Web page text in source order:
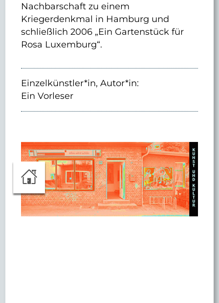
Nachbarschaft zu einem
Kriegerdenkmal in Hamburg und
schließlich 2006 „Ein Gartenstück für
Rosa Luxemburg“.
Einzelkünstler*in, Autor*in:
Ein Vorleser